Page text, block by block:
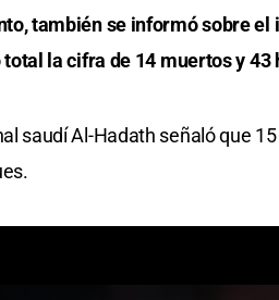
también se informó sobre
total la cifra de 14 muertos y 43
saudí Al-Hadath señaló que